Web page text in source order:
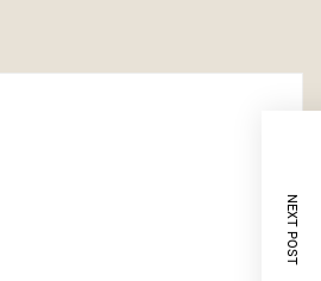
NEXT POST